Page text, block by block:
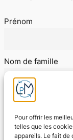
Pour offrir les
telles que les
appareils. Le fait de
Prénom
Nom de famille
E-mail